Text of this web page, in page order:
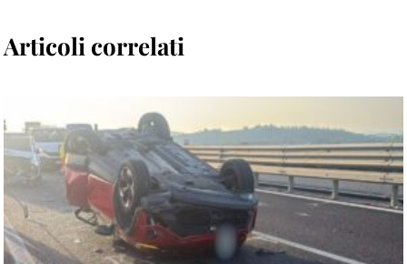
Articoli correlati